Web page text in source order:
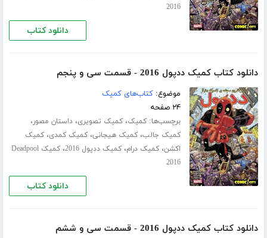
2016
دانلود کتاب
دانلود کتاب کمیک ددپول 2016 - قسمت سی‌ و پنجم
موضوع:کتاب‌های کمیک
۲۴ صفحه
برچسب‌ها:کمیک،کمیک تصویری،داستان مصور،
کمیک جالب،کمیک هیجانی،کمیک کمدی،کمیک
اکشن،کمیک درام،کمیک ددپول 2016 ،
کمیک Deadpool
2016
دانلود کتاب
دانلود کتاب کمیک ددپول 2016 - قسمت سی‌ و ششم